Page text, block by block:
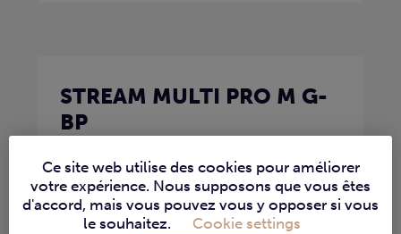
STREAM MULTI PRO M G-
BP
FRAISEUSE
PERCEUSE
La Stream Multi Pro M G-BP est un
Ce site web utilise des cookies pour améliorer
votre expérience. Nous supposons que vous êtes
d'accord, mais vous pouvez vous y opposer si vous
le souhaitez.
Cookie settings